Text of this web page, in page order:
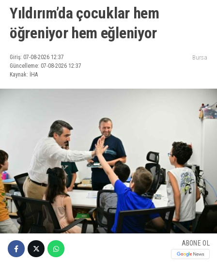
Yıldırım’da çocuklar hem
öğreniyor hem eğleniyor
Giriş: 07-08-2026 12:37
Güncelleme: 07-08-2026 12:37
Kaynak: İHA
Bursa
ABONE OL